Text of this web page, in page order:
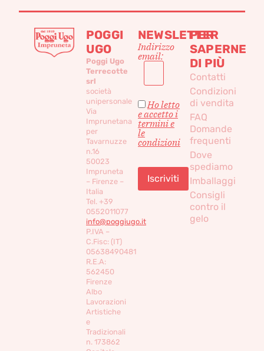
POGGI
UGO
Poggi Ugo
Terrecotte
srl
società
unipersonale
Via
Imprunetana
per
Tavarnuzze
n.16
50023
Impruneta
– Firenze –
Italia
Tel. +39
0552011077
info@poggiugo.it
P.IVA –
C.Fisc: (IT)
05638490481
R.E.A:
562450
Firenze
Albo
Lavorazioni
Artistiche
e
Tradizionali
n. 173862
NEWSLETTER
Indirizzo
email:
Ho letto
e accetto i
termini e
le
condizioni
PER
SAPERNE
DI PIÙ
Contatti
Condizioni
di vendita
FAQ
Domande
frequenti
Dove
spediamo
Imballaggi
Consigli
contro il
gelo